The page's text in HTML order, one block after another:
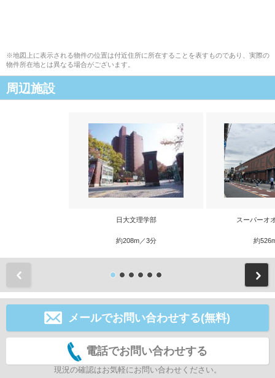
※地図上に表示される物件の位置は付近住所に所在することを表すものであり、実際の
物件所在地とは異なる場合がございます。
周辺施設
日大文理学部
約208m／3分
スーパーオ
約
メールでお問い合わせする(無料)
電話でお問い合わせする
現況の確認はお気軽にお問い合わせください。